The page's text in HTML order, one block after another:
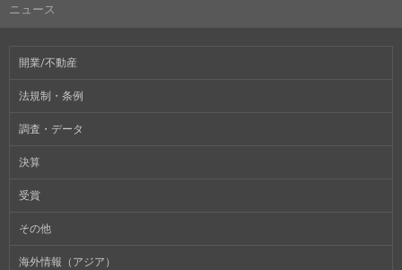
ニュース
開業/不動産
法規制・条例
調査・データ
決算
受賞
その他
海外情報（アジア）